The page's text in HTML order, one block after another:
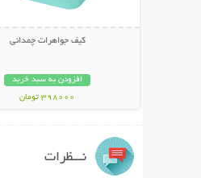
کیف جواهرات چمدانی
افزودن به سبد خرید
398000 تومان
نـــظرات